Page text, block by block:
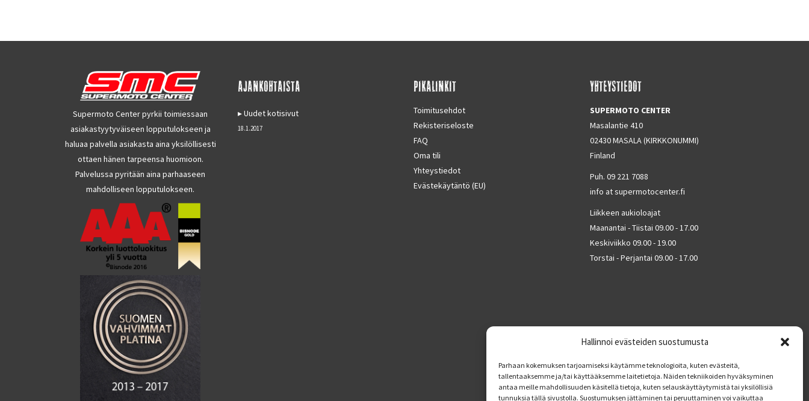
Hallinnoi evästeiden suostumusta
Parhaan kokemuksen tarjoamiseksi käytämme teknologioita, kuten evästeitä,
tallentaaksemme ja/tai käyttääksemme laitetietoja. Näiden tekniikoiden hyväksyminen
antaa meille mahdollisuuden käsitellä tietoja, kuten selauskäyttäytymistä tai yksilöllisiä
tunnuksia tällä sivustolla. Suostumuksen jättäminen tai peruuttaminen voi vaikuttaa
Supermoto Center pyrkii toimiessaan
asiakastyytyväiseen lopputulokseen ja
haluaa palvella asiakasta aina yksilöllisesti
ottaen hänen tarpeensa huomioon.
Palvelussa pyritään aina parhaaseen
mahdolliseen lopputulokseen.
AJANKOHTAISTA
Uudet kotisivut
18.1.2017
PIKALINKIT
Toimitusehdot
Rekisteriseloste
FAQ
Oma tili
Yhteystiedot
Evästekäytäntö (EU)
YHTEYSTIEDOT
SUPERMOTO CENTER
Masalantie 410
02430 MASALA (KIRKKONUMMI)
Finland
Puh. 09 221 7088
info at supermotocenter.fi
Liikkeen aukioloajat
Maanantai - Tiistai 09.00 - 17.00
Keskiviikko 09.00 - 19.00
Torstai - Perjantai 09.00 - 17.00